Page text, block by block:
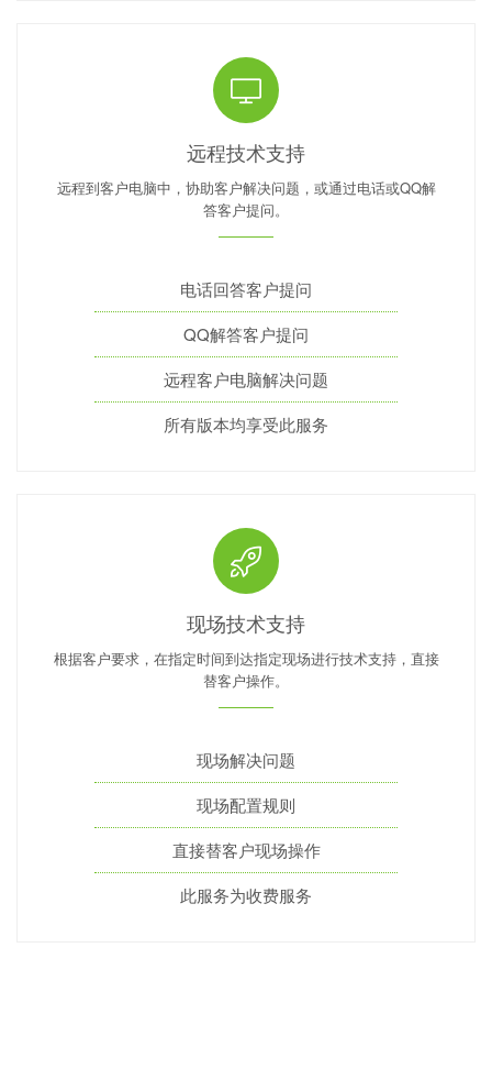
远程技术支持
远程到客户电脑中，协助客户解决问题，或通过电话或QQ解
答客户提问。
电话回答客户提问
QQ解答客户提问
远程客户电脑解决问题
所有版本均享受此服务
现场技术支持
根据客户要求，在指定时间到达指定现场进行技术支持，直接
替客户操作。
现场解决问题
现场配置规则
直接替客户现场操作
此服务为收费服务